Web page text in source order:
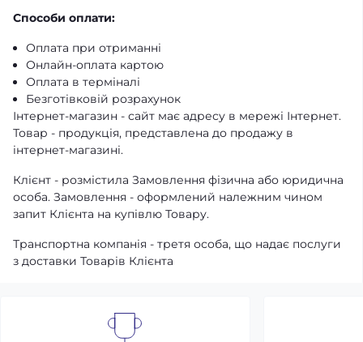
Способи оплати:
Оплата при отриманні
Онлайн-оплата картою
Оплата в терміналі
Безготівковій розрахунок
Інтернет-магазин - сайт має адресу в мережі Інтернет.
Товар - продукція, представлена ​​до продажу в
інтернет-магазині.
Клієнт - розмістила Замовлення фізична або юридична
особа. Замовлення - оформлений належним чином
запит Клієнта на купівлю Товару.
Транспортна компанія - третя особа, що надає послуги
з доставки Товарів Клієнта